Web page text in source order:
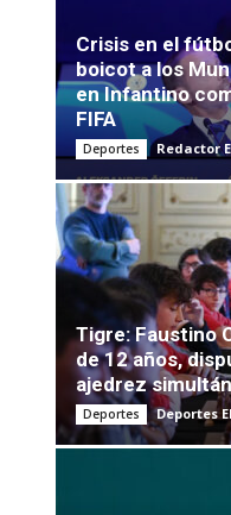
Crisis en el
boicot a los
en Infantino
FIFA
Deportes Redactor
Tigre: Faustino
de 12 años,
ajedrez
Deportes Deportes